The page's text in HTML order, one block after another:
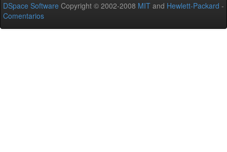
DSpace Software Copyright © 2002-2008 MIT and Hewlett-Packard -
Comentarios